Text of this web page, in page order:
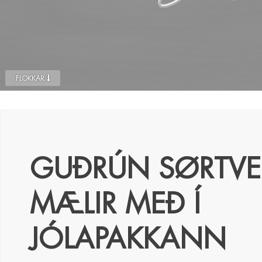
FLOKKAR
GUÐRÚN
MÆLIR MEÐ Í
JÓLAPAKKANN